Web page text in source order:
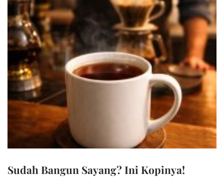
Sudah Bangun Sayang? Ini Kopinya!